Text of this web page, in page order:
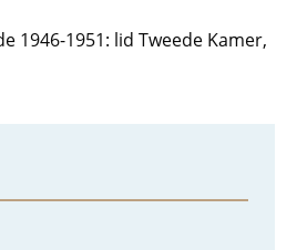
1946-1951: lid Tweede Kamer,